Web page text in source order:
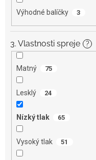
Výhodné balíčky 3
3. Vlastnosti spreje ?
Matný 75
Lesklý 24
Nízký tlak 65
Vysoký tlak 51